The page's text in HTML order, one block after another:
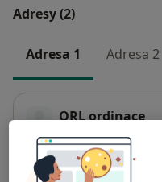
Adresy (2)
Adresa 1 Adresa 2
ORL ordinace
Rumunská 14,